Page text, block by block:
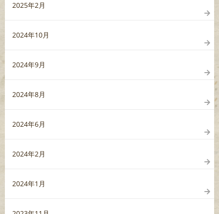
2025年2月
2024年10月
2024年9月
2024年8月
2024年6月
2024年2月
2024年1月